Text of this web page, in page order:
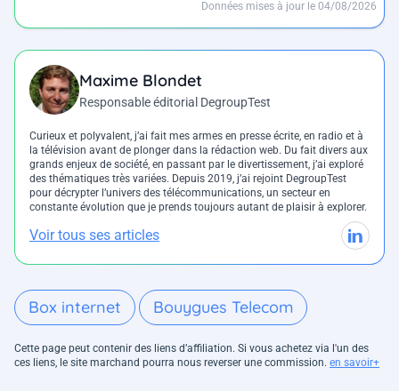
Données mises à jour le 04/08/2026
Maxime Blondet
Responsable éditorial DegroupTest
Curieux et polyvalent, j’ai fait mes armes en presse écrite, en radio et à
la télévision avant de plonger dans la rédaction web. Du fait divers aux
grands enjeux de société, en passant par le divertissement, j’ai exploré
des thématiques très variées. Depuis 2019, j’ai rejoint DegroupTest
pour décrypter l’univers des télécommunications, un secteur en
constante évolution que je prends toujours autant de plaisir à explorer.
Voir tous ses articles
Box internet Bouygues Telecom
Cette page peut contenir des liens d’affiliation. Si vous achetez via l'un des
ces liens, le site marchand pourra nous reverser une commission. en savoir+